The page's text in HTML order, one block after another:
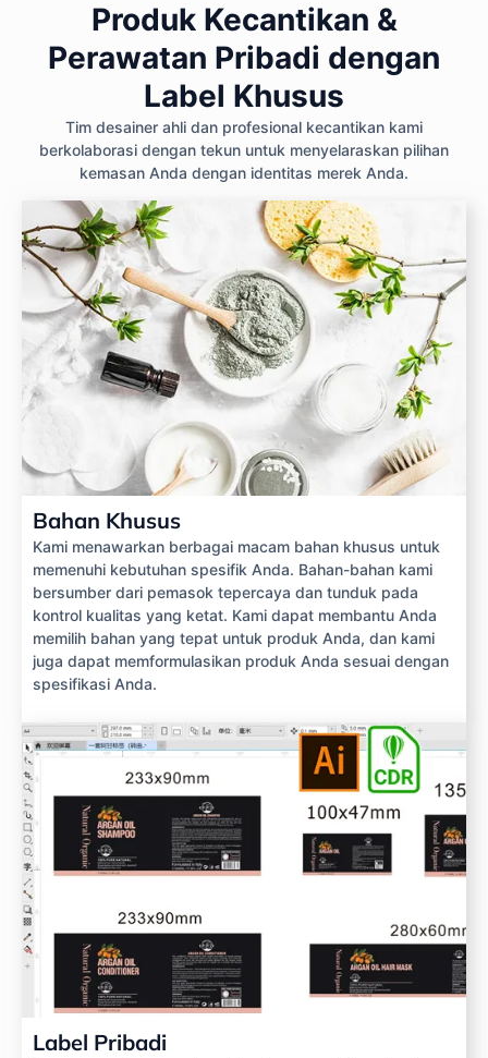
Produk Kecantikan &
Perawatan Pribadi dengan
Label Khusus
Tim desainer ahli dan profesional kecantikan kami
berkolaborasi dengan tekun untuk menyelaraskan pilihan
kemasan Anda dengan identitas merek Anda.
Bahan Khusus
Kami menawarkan berbagai macam bahan khusus untuk
memenuhi kebutuhan spesifik Anda. Bahan-bahan kami
bersumber dari pemasok tepercaya dan tunduk pada
kontrol kualitas yang ketat. Kami dapat membantu Anda
memilih bahan yang tepat untuk produk Anda, dan kami
juga dapat memformulasikan produk Anda sesuai dengan
spesifikasi Anda.
Label Pribadi